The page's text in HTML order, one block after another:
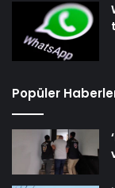
Popüler